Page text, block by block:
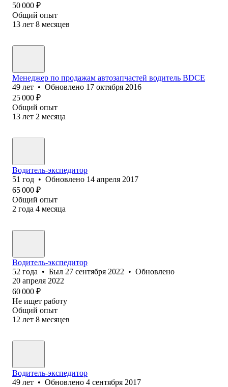
50 000 ₽
Общий опыт
13 лет 8 месяцев
Менеджер по продажам автозапчастей водитель ВDCE
49 лет • Обновлено 17 октября 2016
25 000 ₽
Общий опыт
13 лет 2 месяца
Водитель-экспедитор
51 год • Обновлено 14 апреля 2017
65 000 ₽
Общий опыт
2 года 4 месяца
Водитель-экспедитор
52 года • Был 27 сентября 2022 • Обновлено
20 апреля 2022
60 000 ₽
Не ищет работу
Общий опыт
12 лет 8 месяцев
Водитель-экспедитор
49 лет • Обновлено 4 сентября 2017